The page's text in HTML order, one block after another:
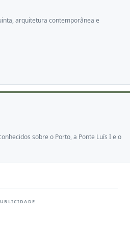
arquitetura contemporânea e
sobre o Porto, a Ponte Luís I e o